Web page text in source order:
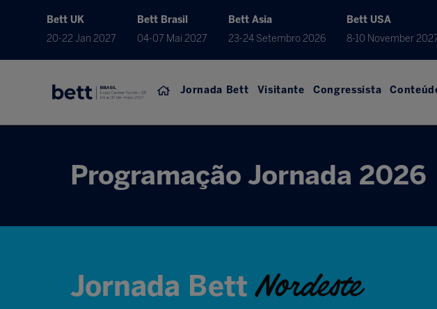
Bett UK
20-22 Jan 2027
Bett Brasil
04-07 Mai 2027
Bett Asia
23-24 Setembro 2026
Bett USA
8-10 November
Jornada Bett Visitante Congressista
Programação Jornada 2026
Jornada BettNordeste